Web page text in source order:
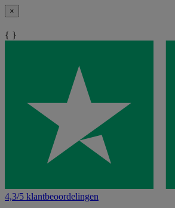
×
{ }
4,3/5 klantbeoordelingen